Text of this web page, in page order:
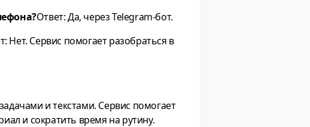
Ответ: Да, через Telegram-бот.
Нет. Сервис помогает разобраться в
и текстами. Сервис помогает
и сократить время на рутину.